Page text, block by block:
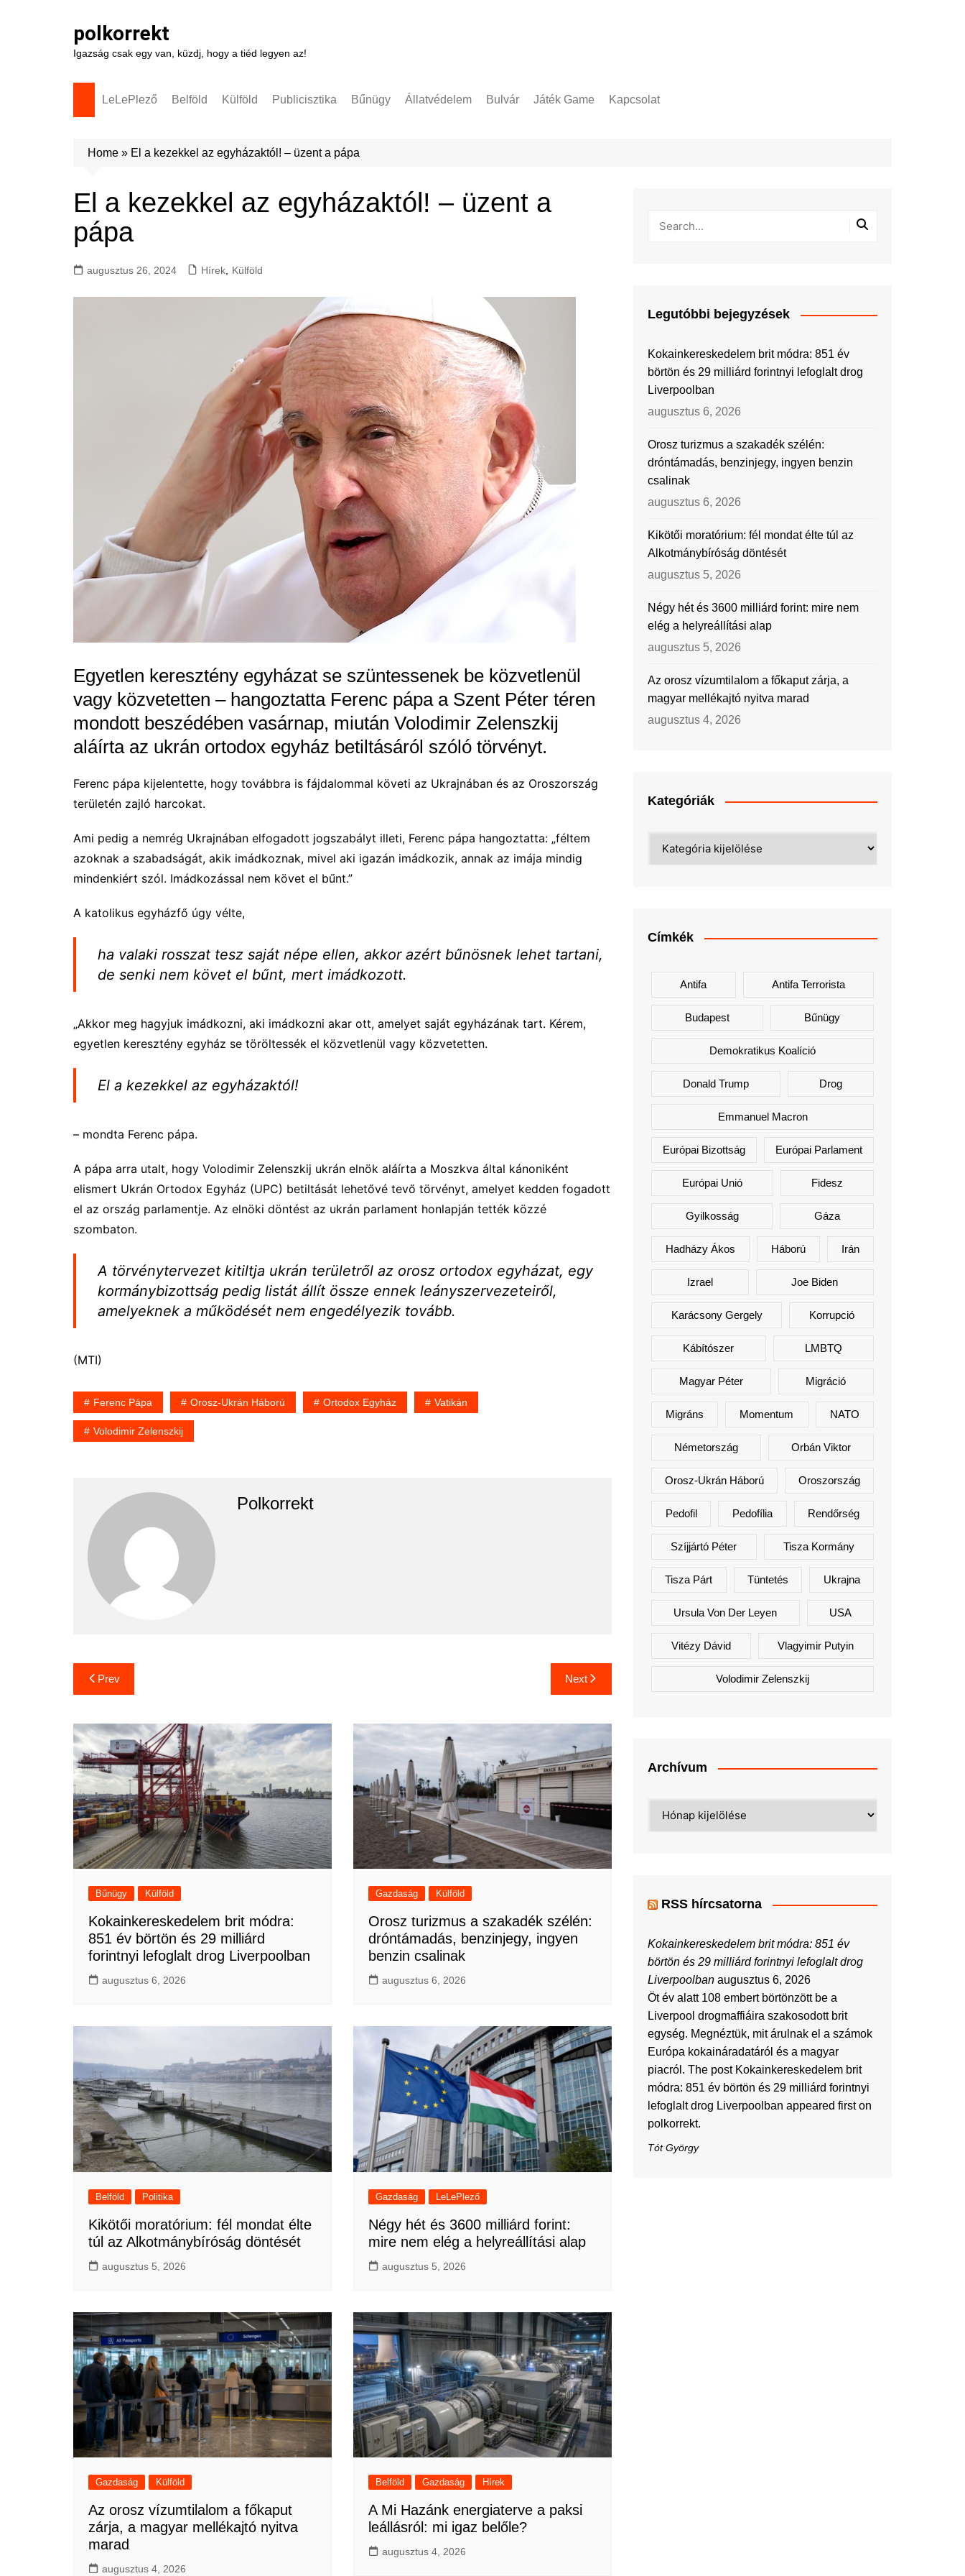
polkorrekt
Igazság csak egy van, küzdj, hogy a tiéd legyen az!
LeLePlező Belföld Külföld Publicisztika Bűnügy Állatvédelem Bulvár Játék Game Kapcsolat
Home » El a kezekkel az egyházaktól! – üzent a pápa
El a kezekkel az egyházaktól! – üzent a
pápa
augusztus 26, 2024 Hírek Külföld
Egyetlen keresztény egyházat se szüntessenek be közvetlenül
vagy közvetetten – hangoztatta Ferenc pápa a Szent Péter téren
mondott beszédében vasárnap, miután Volodimir Zelenszkij
aláírta az ukrán ortodox egyház betiltásáról szóló törvényt.
Ferenc pápa kijelentette, hogy továbbra is fájdalommal követi az Ukrajnában és az Oroszország
területén zajló harcokat.
Ami pedig a nemrég Ukrajnában elfogadott jogszabályt illeti, Ferenc pápa hangoztatta: „féltem
azoknak a szabadságát, akik imádkoznak, mivel aki igazán imádkozik, annak az imája mindig
mindenkiért szól. Imádkozással nem követ el bűnt.”
A katolikus egyházfő úgy vélte,
ha valaki rosszat tesz saját népe ellen, akkor azért bűnösnek lehet tartani,
de senki nem követ el bűnt, mert imádkozott.
„Akkor meg hagyjuk imádkozni, aki imádkozni akar ott, amelyet saját egyházának tart. Kérem,
egyetlen keresztény egyház se töröltessék el közvetlenül vagy közvetetten.
El a kezekkel az egyházaktól!
– mondta Ferenc pápa.
A pápa arra utalt, hogy Volodimir Zelenszkij ukrán elnök aláírta a Moszkva által kánoniként
elismert Ukrán Ortodox Egyház (UPC) betiltását lehetővé tevő törvényt, amelyet kedden fogadott
el az ország parlamentje. Az elnöki döntést az ukrán parlament honlapján tették közzé
szombaton.
A törvénytervezet kitiltja ukrán területről az orosz ortodox egyházat, egy
kormánybizottság pedig listát állít össze ennek leányszervezeteiről,
amelyeknek a működését nem engedélyezik tovább.
(MTI)
Ferenc Pápa Orosz-Ukrán Háború Ortodox Egyház Vatikán
Volodimir Zelenszkij
Polkorrekt
Bejegyzés
navigáció
Prev Next
Bűnügy Külföld
Kokainkereskedelem brit módra:
851 év börtön és 29 milliárd
forintnyi lefoglalt drog Liverpoolban
augusztus 6, 2026
Gazdaság Külföld
Orosz turizmus a szakadék szélén:
dróntámadás, benzinjegy, ingyen
benzin csalinak
augusztus 6, 2026
Belföld Politika
Kikötői moratórium: fél mondat élte
túl az Alkotmánybíróság döntését
augusztus 5, 2026
Gazdaság LeLePlező
Négy hét és 3600 milliárd forint:
mire nem elég a helyreállítási alap
augusztus 5, 2026
Gazdaság Külföld
Az orosz vízumtilalom a főkaput
zárja, a magyar mellékajtó nyitva
marad
augusztus 4, 2026
Belföld Gazdaság Hírek
A Mi Hazánk energiaterve a paksi
leállásról: mi igaz belőle?
augusztus 4, 2026
Legutóbbi bejegyzések
Kokainkereskedelem brit módra: 851 év
börtön és 29 milliárd forintnyi lefoglalt drog
Liverpoolban
augusztus 6, 2026
Orosz turizmus a szakadék szélén:
dróntámadás, benzinjegy, ingyen benzin
csalinak
augusztus 6, 2026
Kikötői moratórium: fél mondat élte túl az
Alkotmánybíróság döntését
augusztus 5, 2026
Négy hét és 3600 milliárd forint: mire nem
elég a helyreállítási alap
augusztus 5, 2026
Az orosz vízumtilalom a főkaput zárja, a
magyar mellékajtó nyitva marad
augusztus 4, 2026
Kategóriák
Címkék
Antifa Antifa Terrorista
Budapest Bűnügy
Demokratikus Koalíció
Donald Trump Drog
Emmanuel Macron
Európai Bizottság Európai Parlament
Európai Unió Fidesz
Gyilkosság Gáza
Hadházy Ákos Háború Irán
Izrael Joe Biden
Karácsony Gergely Korrupció
Kábítószer LMBTQ
Magyar Péter Migráció
Migráns Momentum NATO
Németország Orbán Viktor
Orosz-Ukrán Háború Oroszország
Pedofil Pedofília Rendőrség
Szíjjártó Péter Tisza Kormány
Tisza Párt Tüntetés Ukrajna
Ursula Von Der Leyen USA
Vitézy Dávid Vlagyimir Putyin
Volodimir Zelenszkij
Archívum
RSS hírcsatorna
Kokainkereskedelem brit módra: 851 év
börtön és 29 milliárd forintnyi lefoglalt drog
Liverpoolban augusztus 6, 2026
Öt év alatt 108 embert börtönzött be a
Liverpool drogmaffiáira szakosodott brit
egység. Megnéztük, mit árulnak el a számok
Európa kokaináradatáról és a magyar
piacról. The post Kokainkereskedelem brit
módra: 851 év börtön és 29 milliárd forintnyi
lefoglalt drog Liverpoolban appeared first on
polkorrekt.
Tót György